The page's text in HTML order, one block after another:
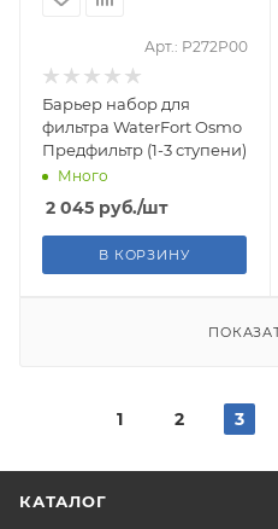
Арт.: Р272Р00
Барьер набор для
фильтра WaterFort Osmo
Предфильтр (1-3 ступени)
Много
2 045 руб./шт
В КОРЗИНУ
1 2 3
КАТАЛОГ